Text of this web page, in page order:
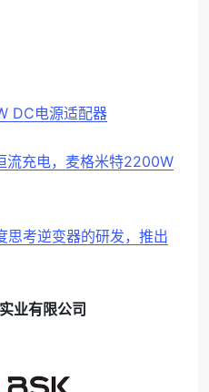
DC电源适配器
流充电，麦格米特2200W
思考逆变器的研发，推出
业有限公司